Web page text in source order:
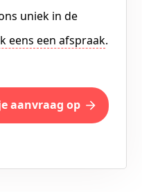
uniek in de
eens een afspraak.
aanvraag op